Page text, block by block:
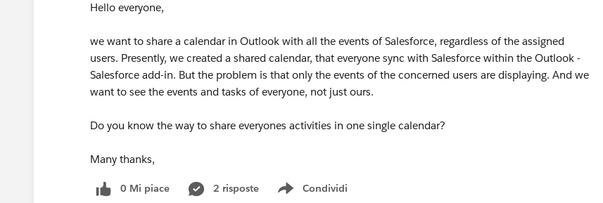
Hello everyone,
we want to share a calendar in Outlook with all the events of Salesforce, regardless of the assigned
users. Presently, we created a shared calendar, that everyone sync with Salesforce within the Outlook -
Salesforce add-in. But the problem is that only the events of the concerned users are displaying. And we
want to see the events and tasks of everyone, not just ours.
Do you know the way to share everyones activities in one single calendar?
Many thanks,
0 Mi piace 2 risposte Condividi
Show menu